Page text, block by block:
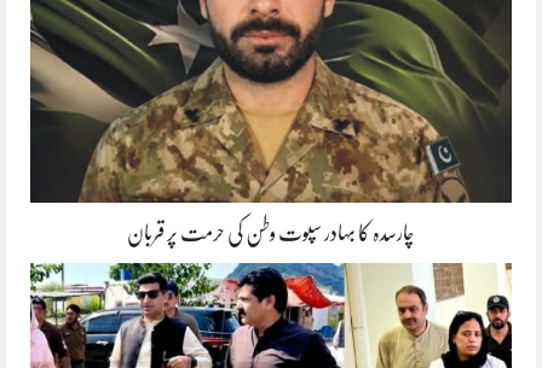
چارسدہ کا بہادر سپوت وطن کی حرمت پر قربان